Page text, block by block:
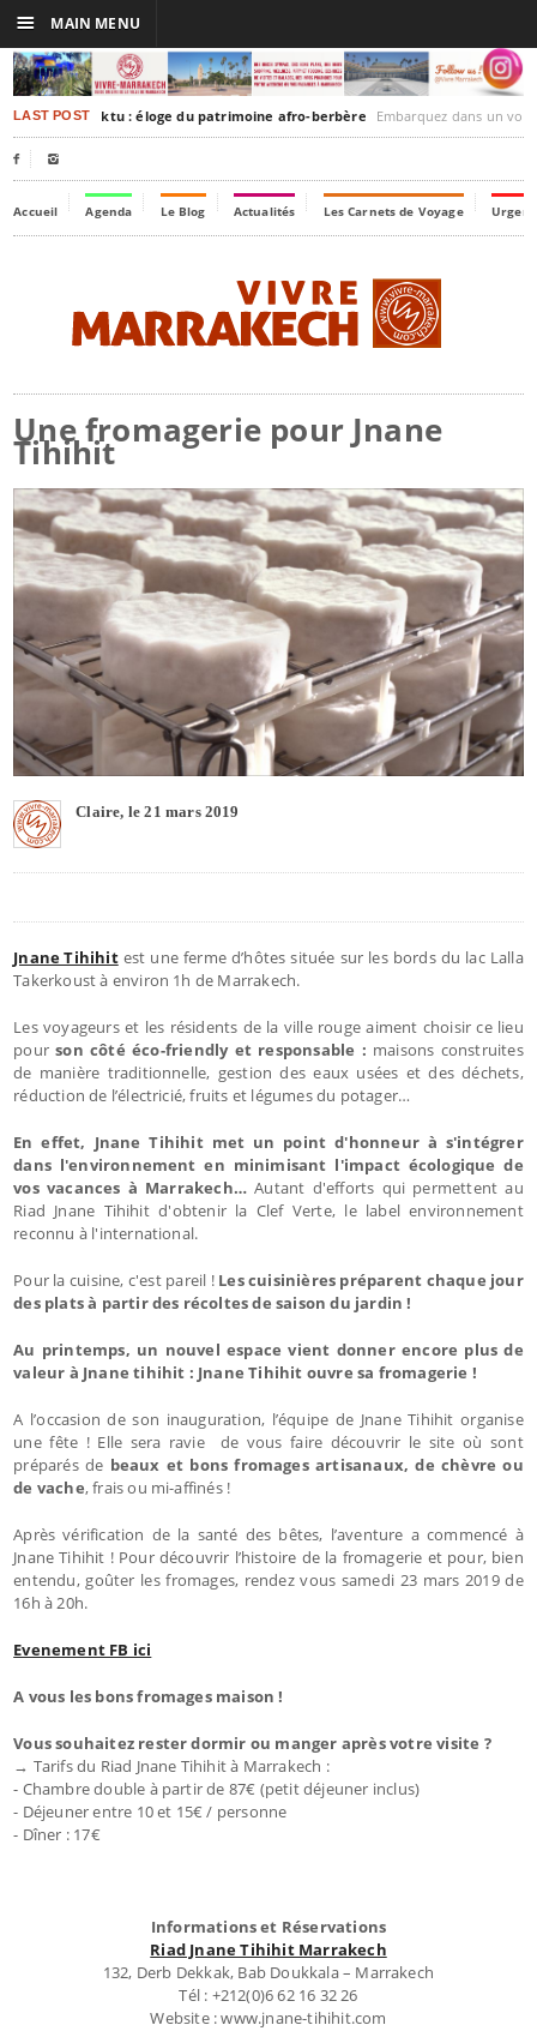
LAST POSTTimbuktu : éloge du patrimoine afro-berbère Embarquez dans un voyage culturel dans le
 
Accueil Agenda Le Blog Actualités Les Carnets de Voyage
Une fromagerie pour Jnane
Tihihit
Claire, le 21 mars 2019
Jnane Tihihitest une ferme d’hôtes située sur les bords du lac Lalla
Takerkoust à environ 1h de Marrakech.
Les voyageurs et les résidents de la ville rouge aiment choisir ce lieu
pourson côté éco-friendly et responsable : maisons construites
de manière traditionnelle, gestion des eaux usées et des déchets,
réduction de l’électricié, fruits et légumes du potager…
En effet, Jnane Tihihit met un point d'honneur à s'intégrer
dans l'environnement en minimisant l'impact écologique de
vos vacances à Marrakech…Autant d'efforts qui permettent au
Riad Jnane Tihihit d'obtenir la Clef Verte, le label environnement
reconnu à l'international.
Pour la cuisine, c'est pareil ! Les cuisinières préparent chaque jour
des plats à partir des récoltes de saison du jardin !
Au printemps, un nouvel espace vient donner encore plus de
valeur à Jnane tihihit : Jnane Tihihit ouvre sa fromagerie !
A l’occasion de son inauguration, l’équipe de Jnane Tihihit organise
une fête ! Elle sera ravie de vous faire découvrir le site où sont
préparés de beaux et bons fromages artisanaux, de chèvre ou
de vache, frais ou mi-affinés !
Après vérification de la santé des bêtes, l’aventure a commencé à
Jnane Tihihit ! Pour découvrir l’histoire de la fromagerie et pour, bien
entendu, goûter les fromages, rendez vous samedi 23 mars 2019 de
16h à 20h.
Evenement FB ici
A vous les bons fromages maison !
Vous souhaitez rester dormir ou manger après votre visite ?
→ Tarifs du Riad Jnane Tihihit à Marrakech :
- Chambre double à partir de 87€ (petit déjeuner inclus)
- Déjeuner entre 10 et 15€ / personne
- Dîner : 17€
Informations et Réservations
Riad Jnane Tihihit Marrakech
132, Derb Dekkak, Bab Doukkala – Marrakech
Tél : +212(0)6 62 16 32 26
Website : www.jnane-tihihit.com
☰ MAIN MENU